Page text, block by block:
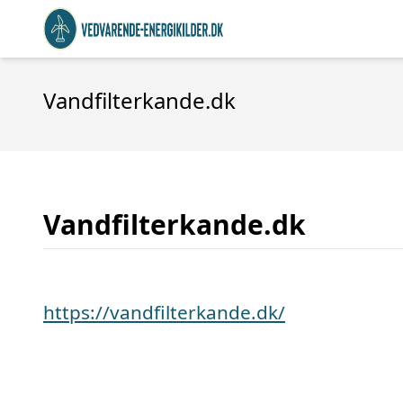
Vandfilterkande.dk
Vandfilterkande.dk
https://vandfilterkande.dk/